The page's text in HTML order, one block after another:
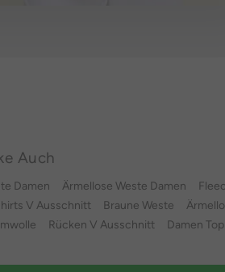
Auch
Damen Ärmellose Weste Damen
V Ausschnitt
Braune Weste
Rücken V Ausschnitt Damen